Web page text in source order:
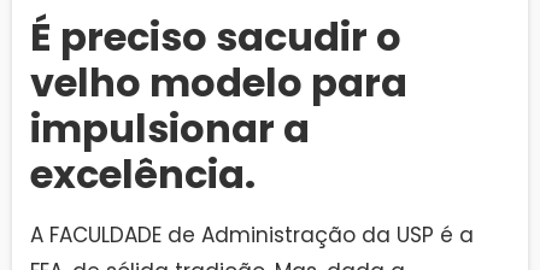
É preciso sacudir o
velho modelo para
impulsionar a
excelência.
A FACULDADE de Administração da USP é a